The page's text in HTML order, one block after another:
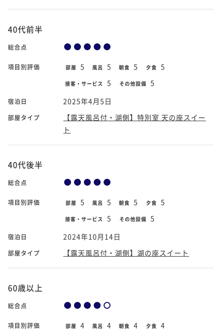
40代前半
総合点
項目別評価 部屋 5 風呂 5 朝食 5 夕食 5
接客・サービス 5 その他設備 5
宿泊日 2025年4月5日
部屋タイプ
【露天風呂付・湖側】特別室 天の座スイー
ト
40代後半
総合点
項目別評価 部屋 5 風呂 5 朝食 5 夕食 5
接客・サービス 5 その他設備 5
宿泊日 2024年10月14日
部屋タイプ 【露天風呂付・湖側】湖の座スイート
60歳以上
総合点
項目別評価 部屋 4 風呂 4 朝食 4 夕食 4